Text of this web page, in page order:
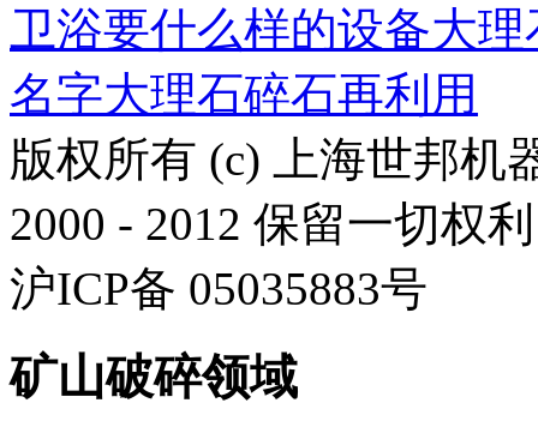
卫浴要什么样的设备大
名字大理石碎石再利用
版权所有 (c) 上海世邦机
2000 - 2012 保留一切权利
沪ICP备 05035883号
矿山破碎领域